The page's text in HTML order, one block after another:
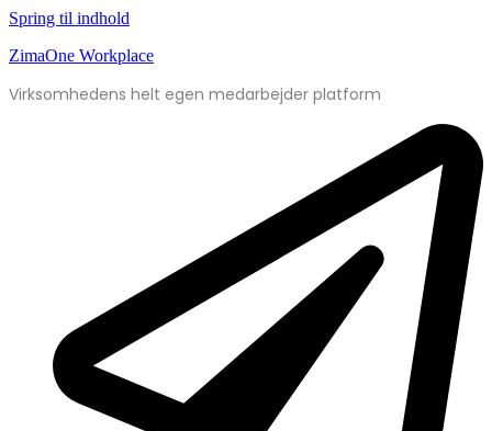
Spring til indhold
ZimaOne Workplace
Virksomhedens helt egen medarbejder platform